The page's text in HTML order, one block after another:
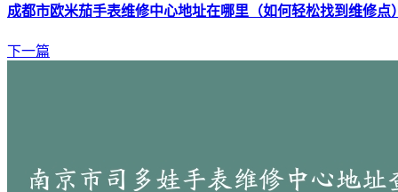
成都市欧米茄手表维修中心地址在哪里（如何轻松找到维修点
下一篇